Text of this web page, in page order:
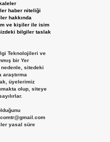
haber niteliği
hakkında
ve kişiler ile isim
bilgiler taslak
Teknolojileri ve
bir Yer
nedenle, sitedeki
araştırma
üyelerimiz
olup, siteye
yasal süre